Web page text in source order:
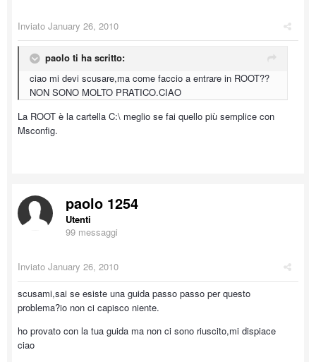
Inviato January 26, 2010
paolo ti ha scritto:
ciao mi devi scusare,ma come faccio a entrare in ROOT??
NON SONO MOLTO PRATICO.CIAO
La ROOT è la cartella C:\ meglio se fai quello più semplice con
Msconfig.
paolo 1254
Utenti
99 messaggi
Inviato January 26, 2010
scusami,sai se esiste una guida passo passo per questo
problema?io non ci capisco niente.
ho provato con la tua guida ma non ci sono riuscito,mi dispiace
ciao